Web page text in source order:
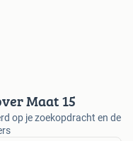
Maat 15
op je zoekopdracht en de